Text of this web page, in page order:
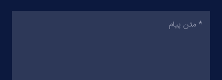
پیام(ضروری)